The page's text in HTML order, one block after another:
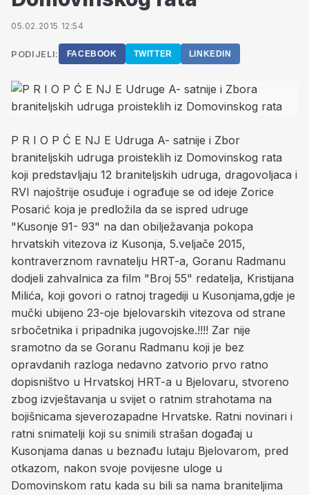
05.02.2015 12:54
PODIJELI: FACEBOOK TWITTER LINKEDIN
P R I O P Ć E NJ E Udruga A- satnije i Zbor
braniteljskih udruga proisteklih iz Domovinskog rata
koji predstavljaju 12 braniteljskih udruga, dragovoljaca i
RVI najoštrije osuđuje i ograđuje se od ideje Zorice
Posarić koja je predložila da se ispred udruge
"Kusonje 91- 93" na dan obilježavanja pokopa
hrvatskih vitezova iz Kusonja, 5.veljače 2015,
kontraverznom ravnatelju HRT-a, Goranu Radmanu
dodjeli zahvalnica za film "Broj 55" redatelja, Kristijana
Milića, koji govori o ratnoj tragediji u Kusonjama,gdje je
mučki ubijeno 23-oje bjelovarskih vitezova od strane
srbočetnika i pripadnika jugovojske.!!!! Zar nije
sramotno da se Goranu Radmanu koji je bez
opravdanih razloga nedavno zatvorio prvo ratno
dopisništvo u Hrvatskoj HRT-a u Bjelovaru, stvoreno
zbog izvještavanja u svijet o ratnim strahotama na
bojišnicama sjeverozapadne Hrvatske. Ratni novinari i
ratni snimatelji koji su snimili strašan događaj u
Kusonjama danas u beznađu lutaju Bjelovarom, pred
otkazom, nakon svoje povijesne uloge u
Domovinskom ratu kada su bili sa nama braniteljima